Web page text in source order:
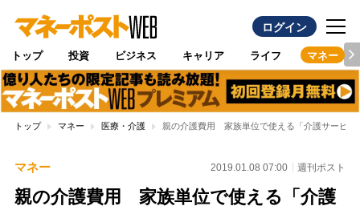
ログイン
トップ 投資 ビジネス キャリア ライフ マネー
トップ マネー 医療・介護 親の介護費用 家族単位で使える「介護サービス
マネー 2019.01.08 07:00 週刊ポスト
親の介護費用 家族単位で使える「介護